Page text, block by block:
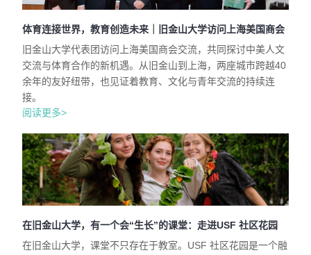
体育连接世界，教育创造未来｜旧金山大学访问上海美国商会
旧金山大学代表团访问上海美国商会交流，共同探讨中美人文
交流与体育合作的新机遇。从旧金山到上海，两座城市跨越40
余年的友好纽带，也见证着教育、文化与青年交流的持续连
接。
阅读更多>
在旧金山大学，有一个会“生长”的课堂：走进USF 社区花园
在旧金山大学，课堂不只存在于教室。USF 社区花园是一个融